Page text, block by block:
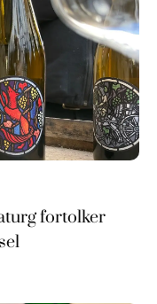
fortolker